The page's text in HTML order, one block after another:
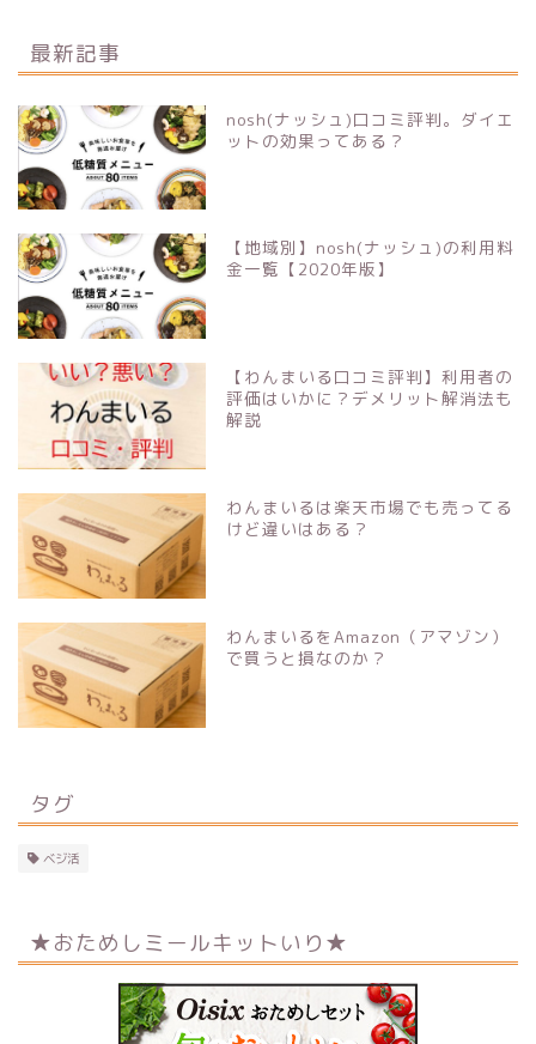
最新記事
nosh(ナッシュ)口コミ評判。ダイエ
ットの効果ってある？
【地域別】nosh(ナッシュ)の利用料
金一覧【2020年版】
【わんまいる口コミ評判】利用者の
評価はいかに？デメリット解消法も
解説
わんまいるは楽天市場でも売ってる
けど違いはある？
わんまいるをAmazon（アマゾン）
で買うと損なのか？
タグ
ベジ活
★おためしミールキットいり★